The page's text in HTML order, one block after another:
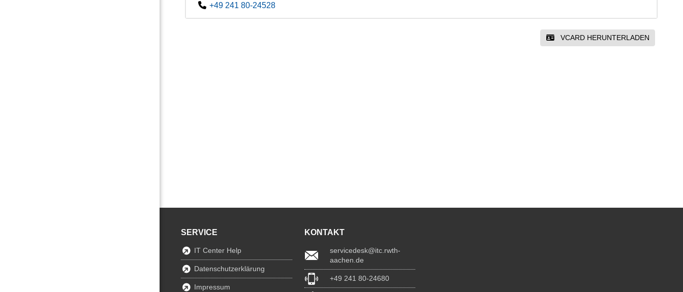
+49 241 80-24528
VCARD HERUNTERLADEN
SERVICE
IT Center Help
Datenschutzerklärung
Impressum
KONTAKT
servicedesk@itc.rwth-
aachen.de
+49 241 80-24680